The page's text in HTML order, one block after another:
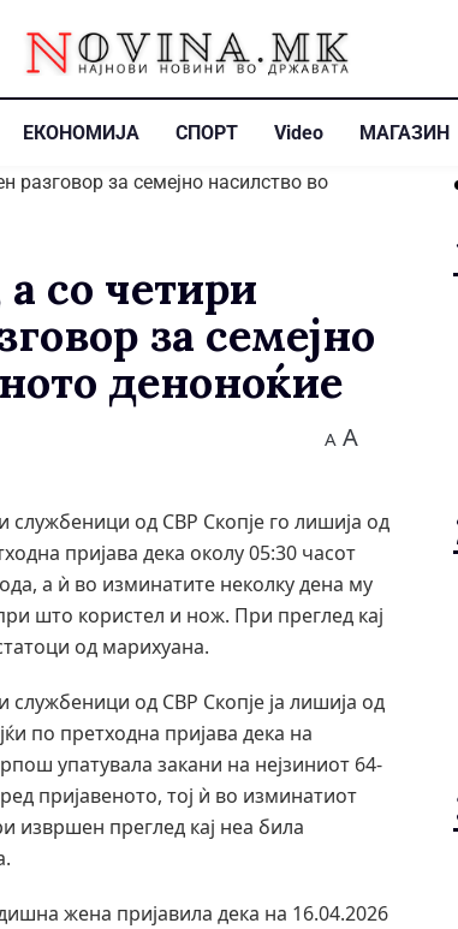
ЕКОНОМИЈА СПОРТ Video МАГАЗИН
со четири
за семејно
деноноќие
A A
службеници од СВР Скопје го лишија од
пријава дека околу 05:30 часот
а ѝ во изминатите неколку дена му
што користел и нож. При преглед кај
од марихуана.
службеници од СВР Скопје ја лишија од
по претходна пријава дека на
упатувала закани на нејзиниот 64-
пријавеното, тој ѝ во изминатиот
извршен преглед кај неа била
жена пријавила дека на 16.04.2026